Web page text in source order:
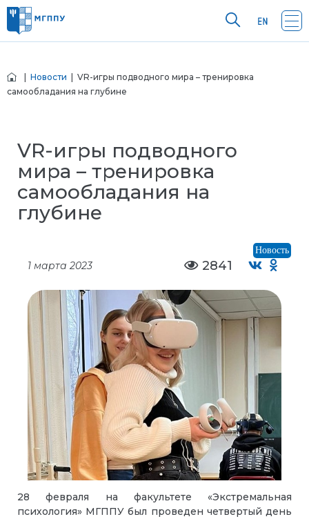
Новости | VR-игры подводного мира – тренировка
самообладания на глубине
VR-игры подводного
мира – тренировка
самообладания на
глубине
Новость
1 марта 2023 2841
28 февраля на факультете «Экстремальная
психология» МГППУ был проведен четвертый день